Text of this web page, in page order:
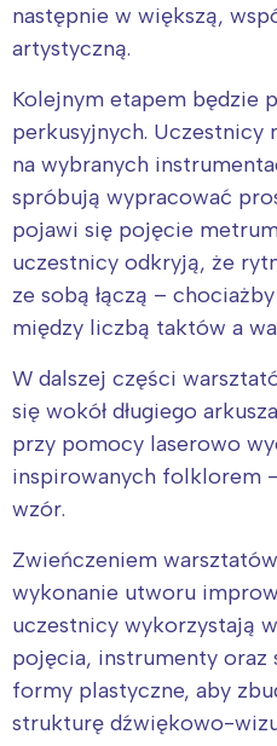
następnie w większą,
artystyczną.
Kolejnym etapem będzie
perkusyjnych. Uczestnicy
na wybranych
spróbują wypracować
pojawi się pojęcie
uczestnicy odkryją, że
ze sobą łączą –
między liczbą taktów a
W dalszej części
się wokół długiego
przy pomocy laserowo
inspirowanych folklorem
wzór.
Zwieńczeniem
wykonanie utworu
uczestnicy wykorzystają
pojęcia, instrumenty oraz
formy plastyczne, aby
strukturę dźwiękowo-
Interesują
tego
Warszawa
Trójmiasto
Poznań
Wrocław